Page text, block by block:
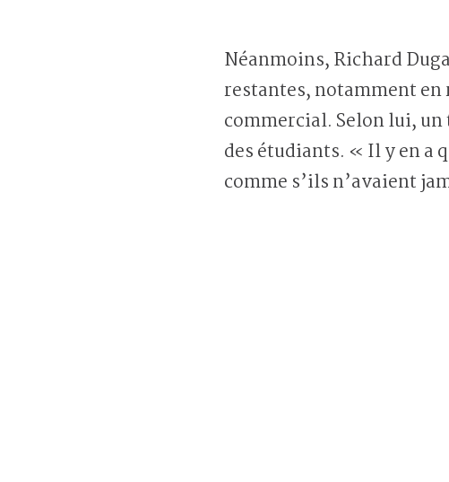
Néanmoins, Richard
restantes, notamment en
commercial. Selon lui,
des étudiants. « Il y en a
comme s’ils n’avaient